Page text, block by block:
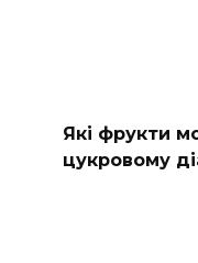
Які фрукти
цукровому